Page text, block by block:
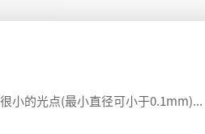
激光切割技术依靠什么来切割，激光切割以连续或重复脉冲方式工作，切割过程中激光光束聚焦成很小的光点(最小直径可小于0.1mm)，使焦点处达到很高的功率密度(可超过 这时光束输入(由光能转换)的热量远远超过被材料反射、传导或扩散的部分，